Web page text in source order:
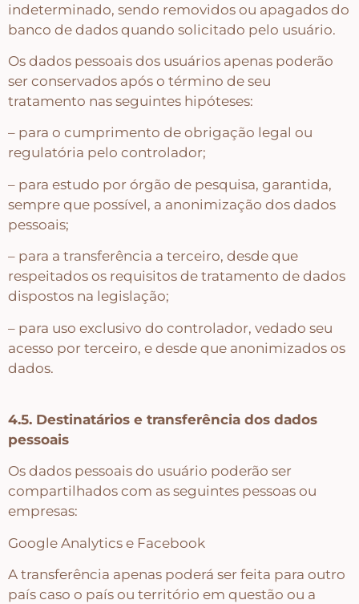
indeterminado, sendo removidos ou apagados do
banco de dados quando solicitado pelo usuário.
Os dados pessoais dos usuários apenas poderão
ser conservados após o término de seu
tratamento nas seguintes hipóteses:
– para o cumprimento de obrigação legal ou
regulatória pelo controlador;
– para estudo por órgão de pesquisa, garantida,
sempre que possível, a anonimização dos dados
pessoais;
– para a transferência a terceiro, desde que
respeitados os requisitos de tratamento de dados
dispostos na legislação;
– para uso exclusivo do controlador, vedado seu
acesso por terceiro, e desde que anonimizados os
dados.
4.5. Destinatários e transferência dos dados
pessoais
Os dados pessoais do usuário poderão ser
compartilhados com as seguintes pessoas ou
empresas:
Google Analytics e Facebook
A transferência apenas poderá ser feita para outro
país caso o país ou território em questão ou a